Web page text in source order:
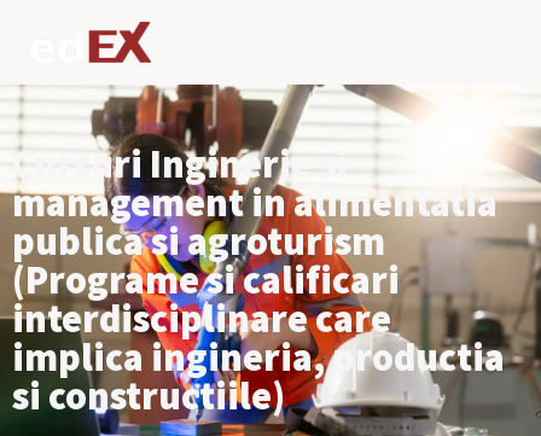
Cursuri Inginerie si
management in alimentatia
publica si agroturism
(Programe si calificari
interdisciplinare care
implica ingineria, productia
si constructiile)